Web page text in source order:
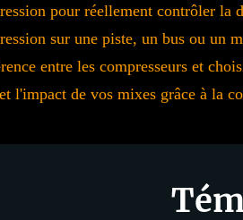
pour réellement contrôler la
sur une piste, un bus ou un
entre les compresseurs et
l'impact de vos mixes grâce à la